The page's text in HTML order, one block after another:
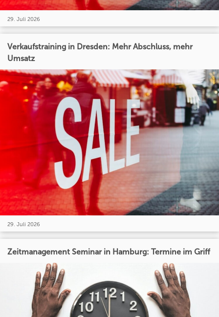
29. Juli 2026
Verkaufstraining in Dresden: Mehr Abschluss, mehr
Umsatz
29. Juli 2026
Zeitmanagement Seminar in Hamburg: Termine im Griff